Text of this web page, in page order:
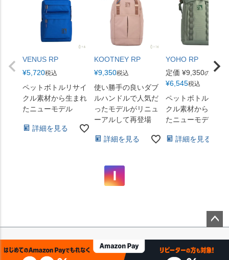
VENUS RP
¥5,720税込
ペットボトルリサイ
クル素材から生まれ
たニューモデル
詳細を見る
KOOTNEY RP
¥9,350税込
使い勝手の良いダブ
ルハンドルで人気だ
ったモデルがリニュ
ーアルして再登場
詳細を見る
YOHO RP
定価 ¥9,350のところ
¥6,545税込
ペットボトルリサ
クル素材から生ま
たニューモデル
詳細を見る
ップ